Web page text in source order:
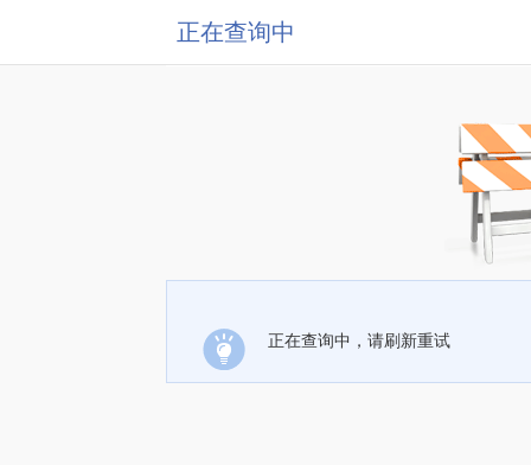
正在查询中
正在查询中，请刷新重试